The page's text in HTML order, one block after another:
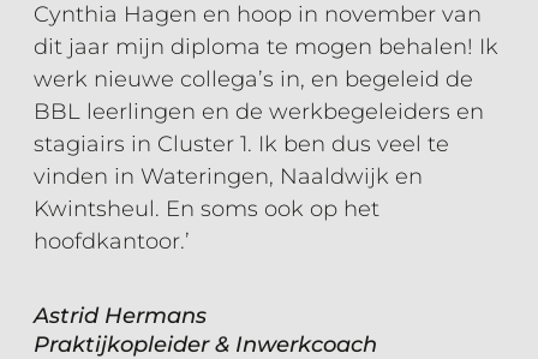
Cynthia Hagen en hoop in november van
dit jaar mijn diploma te mogen behalen! Ik
werk nieuwe collega’s in, en begeleid de
BBL leerlingen en de werkbegeleiders en
stagiairs in Cluster 1. Ik ben dus veel te
vinden in Wateringen, Naaldwijk en
Kwintsheul. En soms ook op het
hoofdkantoor.’
Astrid Hermans
Praktijkopleider & Inwerkcoach